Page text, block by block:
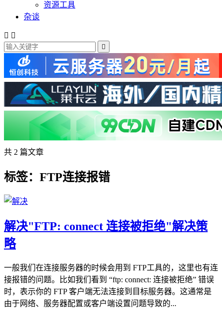
资源工具
杂谈
 

共 2 篇文章
标签：FTP连接报错
解决"FTP: connect 连接被拒绝"解决策
略
一般我们在连接服务器的时候会用到 FTP工具的，这里也有连
接报错的问题。比如我们看到 ​“ftp: connect: 连接被拒绝”​​ 错误
时，表示你的 FTP 客户端无法连接到目标服务器。这通常是
由于网络、服务器配置或客户端设置问题导致的...